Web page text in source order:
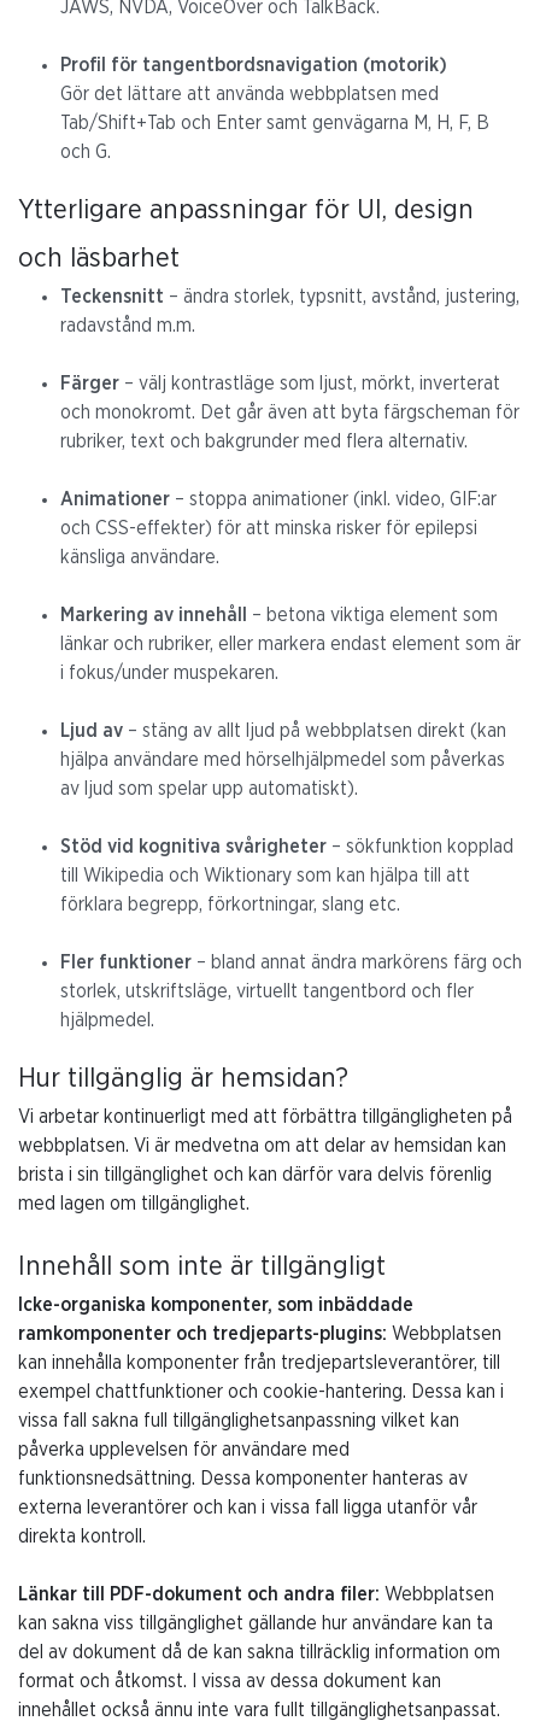
JAWS, NVDA, VoiceOver och TalkBack.
Profil för tangentbordsnavigation (motorik)
Gör det lättare att använda webbplatsen med
Tab/Shift+Tab och Enter samt genvägarna M, H, F, B
och G.
Ytterligare anpassningar för UI, design
och läsbarhet
Teckensnitt – ändra storlek, typsnitt, avstånd, justering,
radavstånd m.m.
Färger – välj kontrastläge som ljust, mörkt, inverterat
och monokromt. Det går även att byta färgscheman för
rubriker, text och bakgrunder med flera alternativ.
Animationer – stoppa animationer (inkl. video, GIF:ar
och CSS-effekter) för att minska risker för epilepsi
känsliga användare.
Markering av innehåll – betona viktiga element som
länkar och rubriker, eller markera endast element som är
i fokus/under muspekaren.
Ljud av – stäng av allt ljud på webbplatsen direkt (kan
hjälpa användare med hörselhjälpmedel som påverkas
av ljud som spelar upp automatiskt).
Stöd vid kognitiva svårigheter – sökfunktion kopplad
till Wikipedia och Wiktionary som kan hjälpa till att
förklara begrepp, förkortningar, slang etc.
Fler funktioner – bland annat ändra markörens färg och
storlek, utskriftsläge, virtuellt tangentbord och fler
hjälpmedel.
Hur tillgänglig är hemsidan?
Vi arbetar kontinuerligt med att förbättra tillgängligheten på
webbplatsen. Vi är medvetna om att delar av hemsidan kan
brista i sin tillgänglighet och kan därför vara delvis förenlig
med lagen om tillgänglighet.
Innehåll som inte är tillgängligt
Icke-organiska komponenter, som inbäddade
ramkomponenter och tredjeparts-plugins: Webbplatsen
kan innehålla komponenter från tredjepartsleverantörer, till
exempel chattfunktioner och cookie-hantering. Dessa kan i
vissa fall sakna full tillgänglighetsanpassning vilket kan
påverka upplevelsen för användare med
funktionsnedsättning. Dessa komponenter hanteras av
externa leverantörer och kan i vissa fall ligga utanför vår
direkta kontroll.
Länkar till PDF-dokument och andra filer: Webbplatsen
kan sakna viss tillgänglighet gällande hur användare kan ta
del av dokument då de kan sakna tillräcklig information om
format och åtkomst. I vissa av dessa dokument kan
innehållet också ännu inte vara fullt tillgänglighetsanpassat.